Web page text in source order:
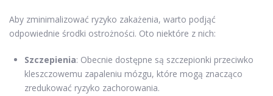
Aby zminimalizować ryzyko zakażenia, warto podjąć
odpowiednie środki ostrożności. Oto niektóre z nich:
Szczepienia: Obecnie dostępne są szczepionki przeciwko
kleszczowemu zapaleniu mózgu, które mogą znacząco
zredukować ryzyko zachorowania.